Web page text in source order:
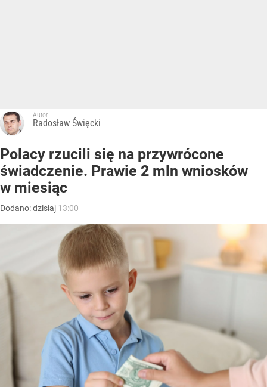
Autor:
Radosław Święcki
Polacy rzucili się na przywrócone
świadczenie. Prawie 2 mln wniosków
w miesiąc
Dodano:dzisiaj 13:00